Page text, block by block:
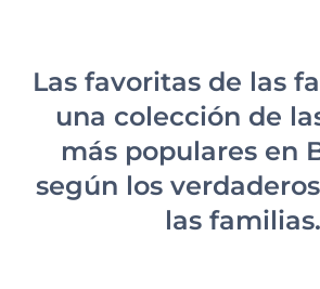
Las favoritas de las
una colección de
más populares en
según los
las familias.